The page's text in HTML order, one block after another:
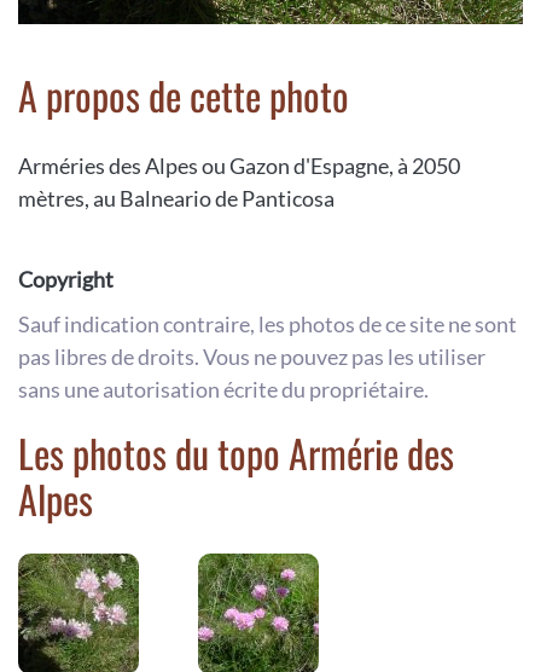
A propos de cette photo
Arméries des Alpes ou Gazon d'Espagne, à 2050
mètres, au Balneario de Panticosa
Copyright
Sauf indication contraire, les photos de ce site ne sont
pas libres de droits. Vous ne pouvez pas les utiliser
sans une autorisation écrite du propriétaire.
Les photos du topo Armérie des
Alpes